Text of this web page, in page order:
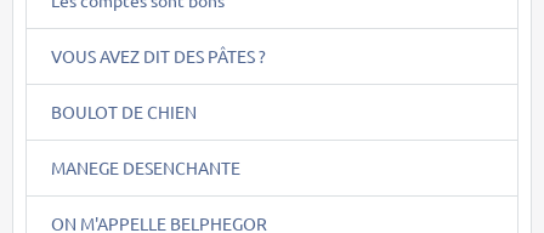
VOUS AVEZ DIT DES PÂTES ?
BOULOT DE CHIEN
MANEGE DESENCHANTE
ON M'APPELLE BELPHEGOR